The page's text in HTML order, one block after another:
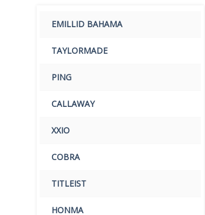
EMILLID BAHAMA
TAYLORMADE
PING
CALLAWAY
XXIO
COBRA
TITLEIST
HONMA